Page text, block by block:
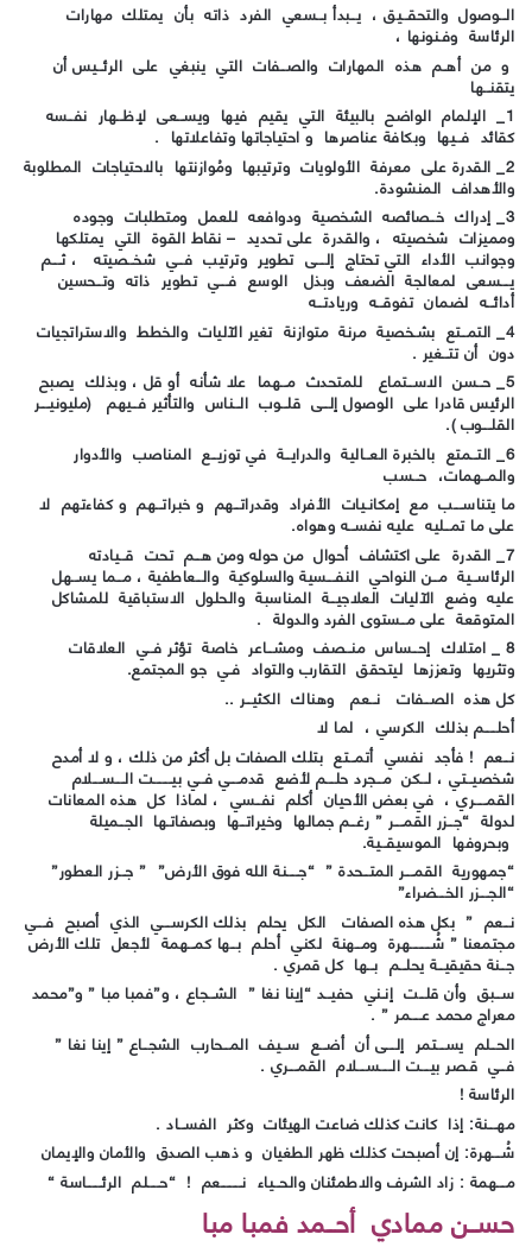
الــوصول والتحقــيق ، يــبدأ بــسعي الفرد ذاته بأن يمتلك مهارات
الرئاسة وفـنونها ،
و من أهـم هذه المهارات والصــفات التي ينبغي على الرئــيس أن
يتقنــها
1_ الإلمام الواضح بالبيئة التي يقيم فيها ويســعى لإظــهار نفــسه
كقائد فــيها وبكافة عناصرها و احتياجاتها وتفاعلاتها .
2_ القدرة على معرفة الأولويات وترتيبها ومُوازنتها بالاحتياجات المطلوبة
والأهداف المنشودة.
3_ إدراك خــصائصه الشخصية ودوافعه للعمل ومتطلبات وجوده
ومميزات شخصيته ، والقدرة على تحديد – نقاط القوة التي يمتلكها
وجوانب الأداء التي تحتاج إلـــى تطوير وترتيب فــي شخــصيته ، ثـــم
يـــسعى لمعالجة الضعف وبذل الوسع فـــي تطوير ذاته وتــحسين
أدائــه لضمان تفوقــه وريادتــه
4_ التمــتع بشـخصية مرنة متوازنة تغير الآليات والخطط والاستراتجيات
دون أن تتــغير .
5_ حــسن الاســتماع للمتحدث مــهما علا شأنه أو قل ، وبذلك يصبح
الرئيس قادرا على الوصول إلــى قلــوب الــناس والتأثير فــيهم (مليونيـــر
القلـــوب ).
6_ التــمتع بالخبرة العــالية والدرايــة في توزيــع المناصب والأدوار
والمــهمات، حــسب
ما يتناســـب مع إمكانـيات الأفراد وقدراتــهم و خبراتــهم و كفاءتهم لا
على ما تمــليه عليه نفســه وهواه.
7_ القدرة على اكتشاف أحوال من حوله ومن هــم تحت قــيادته
الرئاســية مــن النواحي النفـــسية والسلوكية والــعاطفية ، مــما يســهل
عليه وضع الآليات العلاجيــة المناسبة والحلول الاستباقية للمشاكل
المتوقعة على مــستوى الفرد والدولة .
8 _ امتلاك إحــساس منــصف ومشــاعر خاصة تؤثر فــي العلاقات
وتثريها وتعززها ليتحقق التقارب والتواد فـي جو المجتمع.
كل هذه الصــفات نــعم وهناك الكثيــر ..
أحلــــم بذلك الكرسي ، لما لا
نــعم ! فأجد نفسي أتمــتع بتلك الصفات بل أكثر من ذلك ، و لا أمدح
شخصيــتي ، لــكن مــجرد حلـــم لأضع قدمـــي فــي بيــــــت الـــســـلام
القمــــري ، في بعض الأحيان أكلم نفــسي ، لماذا كل هذه المعانات
لدولة “جــزر القمـــر ” رغــم جمالها وخيراتــها وبصفاتـها الجــميلة
وبحروفها الموسيقــية.
“جمهورية القمـــر المتــحدة ” “جــــنة الله فوق الأرض” ” جــزر العطور”
“الجـــزر الخـــضراء”
نــعم ” بكل هذه الصفات الكل يحلم بذلك الكرســـي الذي أصبح فـــي
مجتمعنا ” شُـــــــهرة ومــهنة لكني أحلم بــها كمــهمة لأجعل تلك الأرض
جــنة حقيقيــة يحلــم بــها كل قمري .
ســبق وأن قلــت إنـني حفيــد “إينا نغا ” الشــجاع ، و”فمبا مبا ” و”محمد
معراج محمد عــــمر ” .
الحــلم يســـتمر إلـــى أن أضــع ســيف المــحارب الشجــاع ” إينا نغا ”
فــي قـصر بيـــت الــــســـلام القمـــري .
الرئاسة !
مهـــنة: إذا كانت كذلك ضاعت الهيئات وكثر الفســاد .
شُـــهرة: إن أصبحت كذلك ظهر الطغيان و ذهب الصدق والأمان والإيمان
مـــهمة : زاد الشرف والاطمئنان والحــياء نـــــــعم ! “حــــلم الرئـــــاسة “
حســن ممادي أحــمد فمبا مبا